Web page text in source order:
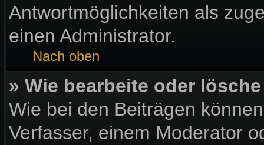
Antwortmöglichkeiten als
einen Administrator.
Nach oben
» Wie bearbeite oder
Wie bei den Beiträgen
Verfasser, einem Moderator